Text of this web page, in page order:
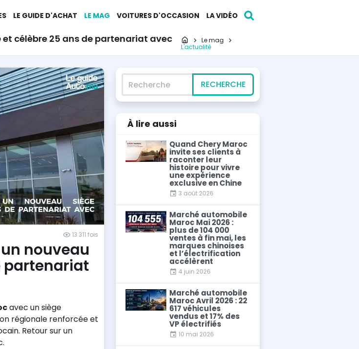
LE GUIDE D'ACHAT LE MAG VOITURES D'OCCASION LA VIDÉO
célèbre 25 ans de partenariat avec Page d'accueil
Le mag
L'actualité
13 311 fois
nouveau
partenariat
avec un siège
régionale renforcée et
Retour sur un
Recherche
RECHERCHE
À lire aussi
Quand Chery Maroc
invite ses clients à
raconter leur
histoire pour vivre
une expérience
exclusive en Chine
3 août 2026
Marché automobile
Maroc Mai 2026 :
plus de 104 000
ventes à fin mai, les
marques chinoises
et l’électrification
accélèrent
4 juin 2026
Marché automobile
Maroc Avril 2026 : 22
617 véhicules
vendus et 17% des
VP électrifiés
10 mai 2026